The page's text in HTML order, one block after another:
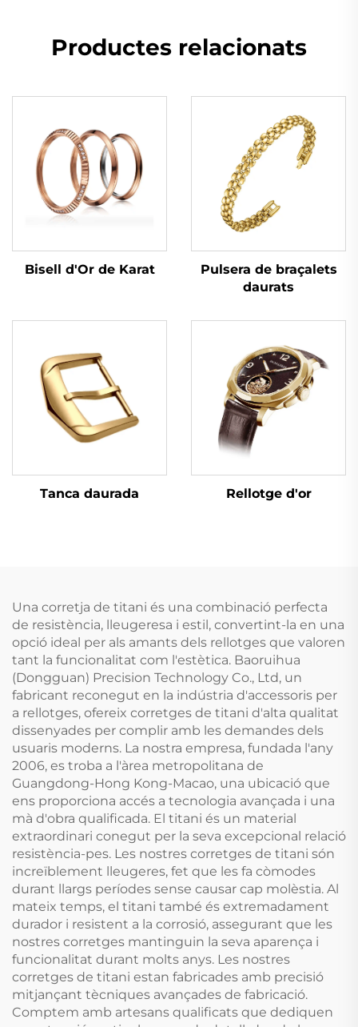
Productes relacionats
Bisell d'Or de Karat
Pulsera de braçalets
daurats
Tanca daurada Rellotge d'or
Una corretja de titani és una combinació perfecta
de resistència, lleugeresa i estil, convertint-la en una
opció ideal per als amants dels rellotges que valoren
tant la funcionalitat com l'estètica. Baoruihua
(Dongguan) Precision Technology Co., Ltd, un
fabricant reconegut en la indústria d'accessoris per
a rellotges, ofereix corretges de titani d'alta qualitat
dissenyades per complir amb les demandes dels
usuaris moderns. La nostra empresa, fundada l'any
2006, es troba a l'àrea metropolitana de
Guangdong-Hong Kong-Macao, una ubicació que
ens proporciona accés a tecnologia avançada i una
mà d'obra qualificada. El titani és un material
extraordinari conegut per la seva excepcional relació
resistència-pes. Les nostres corretges de titani són
increïblement lleugeres, fet que les fa còmodes
durant llargs períodes sense causar cap molèstia. Al
mateix temps, el titani també és extremadament
durador i resistent a la corrosió, assegurant que les
nostres corretges mantinguin la seva aparença i
funcionalitat durant molts anys. Les nostres
corretges de titani estan fabricades amb precisió
mitjançant tècniques avançades de fabricació.
Comptem amb artesans qualificats que dediquen